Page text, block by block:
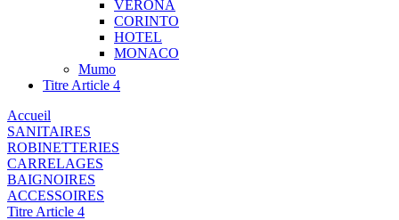
VERONA
CORINTO
HOTEL
MONACO
Mumo
Titre Article 4
Accueil
SANITAIRES
ROBINETTERIES
CARRELAGES
BAIGNOIRES
ACCESSOIRES
Titre Article 4